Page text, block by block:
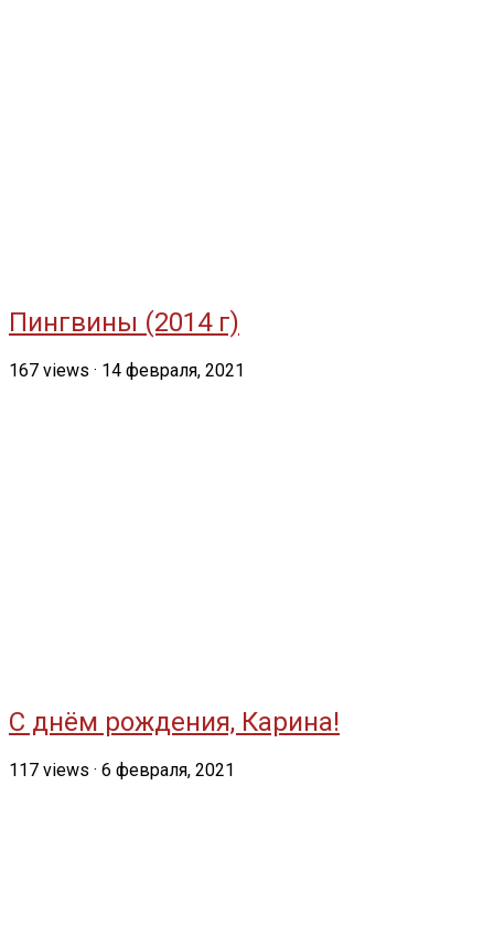
Пингвины (2014 г)
167 views · 14 февраля, 2021
С днём рождения, Карина!
117 views · 6 февраля, 2021